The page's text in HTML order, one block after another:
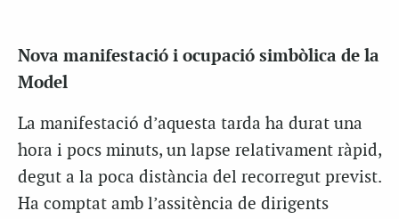
Nova manifestació i ocupació simbòlica de la
Model
La manifestació d’aquesta tarda ha durat una
hora i pocs minuts, un lapse relativament ràpid,
degut a la poca distància del recorregut previst.
Ha comptat amb l’assitència de dirigents